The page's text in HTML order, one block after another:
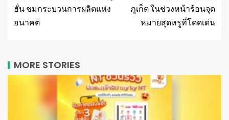
ฮั่น ชมกระบวนการผลิตแห่ง
อนาคต
ภูเก็ต ในช่วงหน้าร้อนจุด
หมายสุดหรูที่โดดเด่น
MORE STORIES